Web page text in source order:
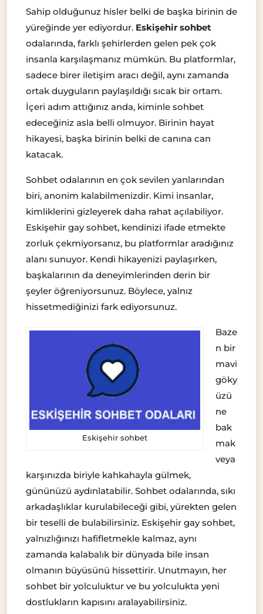
Sahip olduğunuz hisler belki de başka birinin de
yüreğinde yer ediyordur. Eskişehir sohbet
odalarında, farklı şehirlerden gelen pek çok
insanla karşılaşmanız mümkün. Bu platformlar,
sadece birer iletişim aracı değil, aynı zamanda
ortak duyguların paylaşıldığı sıcak bir ortam.
İçeri adım attığınız anda, kiminle sohbet
edeceğiniz asla belli olmuyor. Birinin hayat
hikayesi, başka birinin belki de canına can
katacak.
Sohbet odalarının en çok sevilen yanlarından
biri, anonim kalabilmenizdir. Kimi insanlar,
kimliklerini gizleyerek daha rahat açılabiliyor.
Eskişehir gay sohbet, kendinizi ifade etmekte
zorluk çekmiyorsanız, bu platformlar aradığınız
alanı sunuyor. Kendi hikayenizi paylaşırken,
başkalarının da deneyimlerinden derin bir
şeyler öğreniyorsunuz. Böylece, yalnız
hissetmediğinizi fark ediyorsunuz.
Eskişehir sohbet
Baze
n bir
mavi
göky
üzü
ne
bak
mak
veya
karşınızda biriyle kahkahayla gülmek,
gününüzü aydınlatabilir. Sohbet odalarında, sıkı
arkadaşlıklar kurulabileceği gibi, yürekten gelen
bir teselli de bulabilirsiniz. Eskişehir gay sohbet,
yalnızlığınızı hafifletmekle kalmaz, aynı
zamanda kalabalık bir dünyada bile insan
olmanın büyüsünü hissettirir. Unutmayın, her
sohbet bir yolculuktur ve bu yolculukta yeni
dostlukların kapısını aralayabilirsiniz.